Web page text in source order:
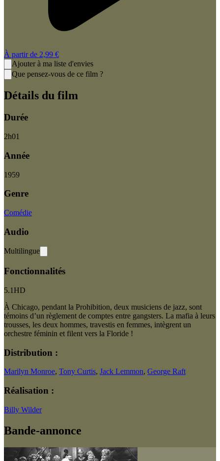
À partir de 2,99 €
Ajouter à ma liste d'envies
Que pensez-vous de ce film ?
Détails du film
Durée
2h01
Année
1959
Genre
Comédie
Audio
Multilingue
Fonctionnalités
5.1HD
À Chicago, pendant la Prohibition, deux musiciens de jazz, sont
témoins d’un règlement de comptes entre gangsters. La mafia à leurs
trousses, les deux hommes, travestis en femmes, intègrent un
orchestre féminin et filent vers la Floride !
Distribution :
Marilyn Monroe, Tony Curtis, Jack Lemmon, George Raft
Réalisation :
Billy Wilder
Bande-annonce